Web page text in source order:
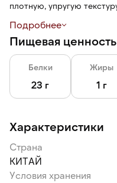
плотную, упругую
Вес одного куска около 50
Вакуумная упаковка
воздействий и воздуха,
хранения.
Подробнее
Пищевая
Белки
23 г
Жиры
1 г
Характеристики
Страна
КИТАЙ
Условия хранения